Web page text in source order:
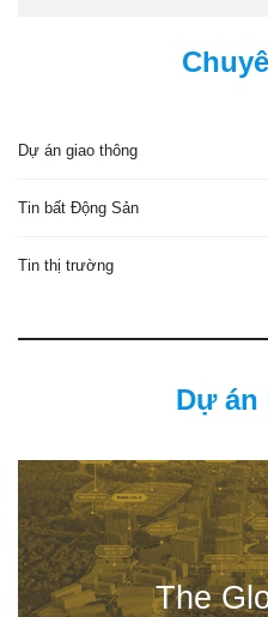
Dự án giao thông
Tin bất Động Sản
Tin thị trường
Dự án
The